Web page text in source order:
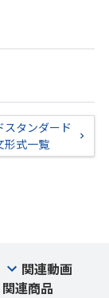
スタンダード
形式一覧
関連動画
関連商品